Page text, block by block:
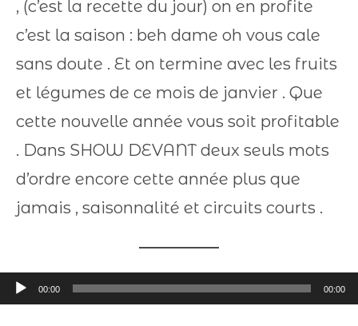
, (c’est la recette du jour) on en profite
c’est la saison : beh dame oh vous cale
sans doute . Et on termine avec les fruits
et légumes de ce mois de janvier . Que
cette nouvelle année vous soit profitable
. Dans SHOW DEVANT deux seuls mots
d’ordre encore cette année plus que
jamais , saisonnalité et circuits courts .
Lecteur
audio
00:00 00:00